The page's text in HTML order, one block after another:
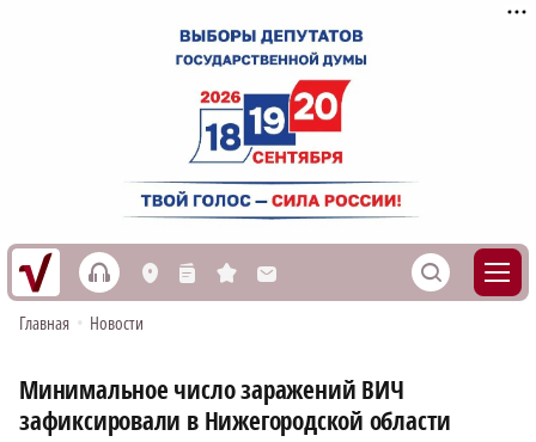
h L n s M S
Главная • Новости
Минимальное число заражений ВИЧ
зафиксировали в Нижегородской области